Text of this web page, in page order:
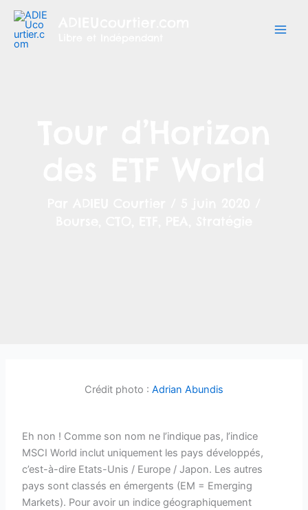
Aller
contenu
Crédit photo : Adrian Abundis
Eh non ! Comme son nom ne l’indique pas, l’indice
MSCI World inclut uniquement les pays développés,
c’est-à-dire Etats-Unis / Europe / Japon. Les autres
pays sont classés en émergents (EM = Emerging
Markets). Pour avoir un indice géographiquement